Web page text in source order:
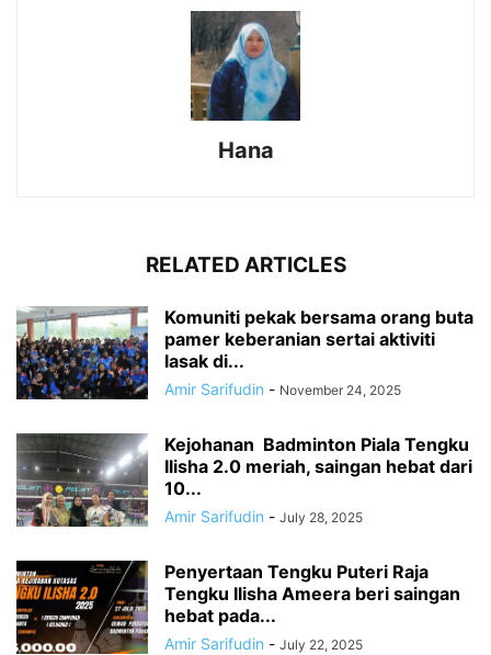
Hana
RELATED ARTICLES
Komuniti pekak bersama orang buta
pamer keberanian sertai aktiviti
lasak di...
Amir Sarifudin - November 24, 2025
Kejohanan Badminton Piala Tengku
Ilisha 2.0 meriah, saingan hebat dari
10...
Amir Sarifudin - July 28, 2025
Penyertaan Tengku Puteri Raja
Tengku Ilisha Ameera beri saingan
hebat pada...
Amir Sarifudin - July 22, 2025